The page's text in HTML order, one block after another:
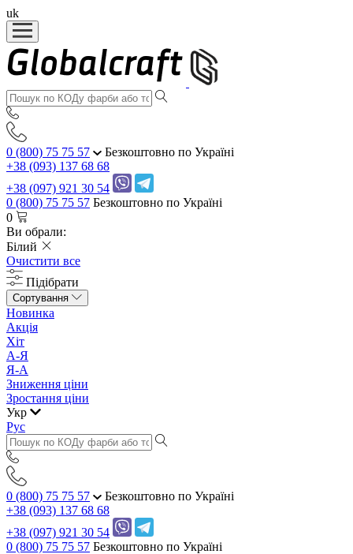
uk
0 (800) 75 75 57
Безкоштовно по Україні
+38 (093) 137 68 68
+38 (097) 921 30 54
0 (800) 75 75 57 Безкоштовно по Україні
0
Ви обрали:
Білий
Очистити все
Підібрати
Сортування
Новинка
Акція
Хіт
А-Я
Я-А
Зниження ціни
Зростання ціни
Укр
Рус
0 (800) 75 75 57
Безкоштовно по Україні
+38 (093) 137 68 68
+38 (097) 921 30 54
0 (800) 75 75 57 Безкоштовно по Україні